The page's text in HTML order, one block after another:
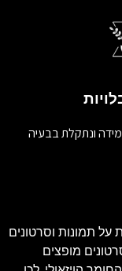
ונתקלת בבעיה
על תמונות וסרטונים
מופצים